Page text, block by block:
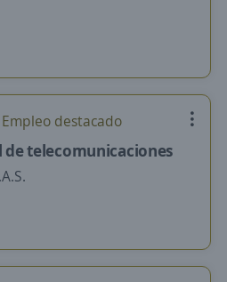
Empleo destacado
telecomunicaciones